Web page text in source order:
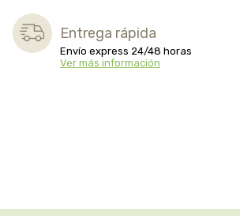
Entrega rápida
Envío express 24/48 horas
Ver más información